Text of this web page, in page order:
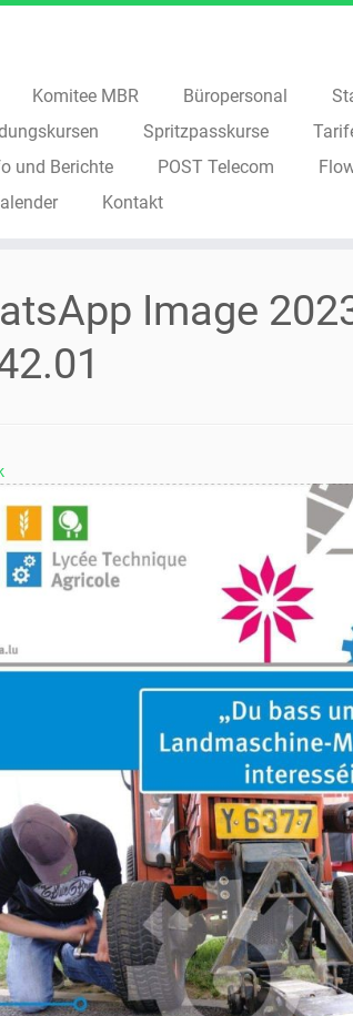
Komitee MBR Büropersonal
Spritzpasskurse
und Berichte
POST Telecom
Kontakt
Image